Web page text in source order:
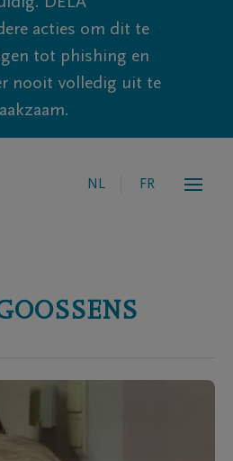
acties om dit te
tot phishing en
nooit volledig uit te
NL FR